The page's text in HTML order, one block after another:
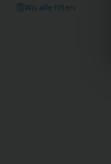
Wis alle filters